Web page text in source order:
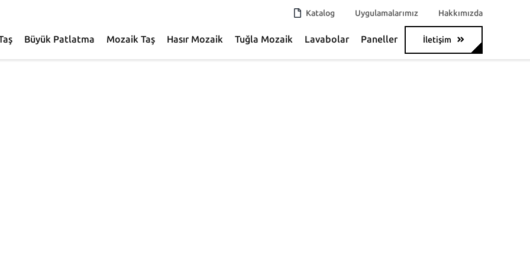
Katalog Uygulamalarımız Hakkımızda
Büyük Patlatma Mozaik Taş Hasır Mozaik Tuğla Mozaik Lavabolar Paneller İletişim